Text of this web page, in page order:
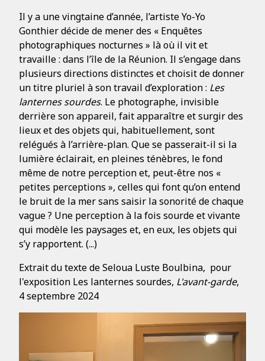
Il y a une vingtaine d’année, l’artiste Yo-Yo
Gonthier décide de mener des « Enquêtes
photographiques nocturnes » là où il vit et
travaille : dans l’île de la Réunion. Il s’engage dans
plusieurs directions distinctes et choisit de donner
un titre pluriel à son travail d’exploration : Les
lanternes sourdes. Le photographe, invisible
derrière son appareil, fait apparaître et surgir des
lieux et des objets qui, habituellement, sont
relégués à l’arrière-plan. Que se passerait-il si la
lumière éclairait, en pleines ténèbres, le fond
même de notre perception et, peut-être nos «
petites perceptions », celles qui font qu’on entend
le bruit de la mer sans saisir la sonorité de chaque
vague ? Une perception à la fois sourde et vivante
qui modèle les paysages et, en eux, les objets qui
s’y rapportent. (...)
Extrait du texte de Seloua Luste Boulbina, pour
l'exposition Les lanternes sourdes, L'avant-garde,
4 septembre 2024